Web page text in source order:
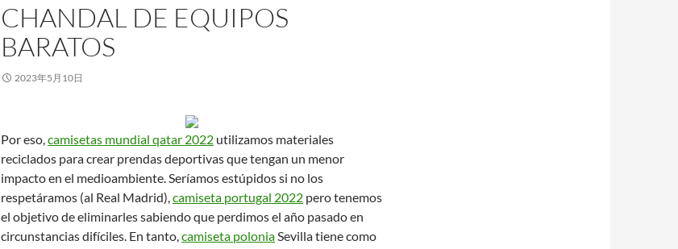
CHANDAL DE EQUIPOS
BARATOS
2023年5月10日
Por eso,camisetas mundial qatar 2022 utilizamos materiales
reciclados para crear prendas deportivas que tengan un menor
impacto en el medioambiente. Seríamos estúpidos si no los
respetáramos (al Real Madrid),camiseta portugal 2022 pero tenemos
el objetivo de eliminarles sabiendo que perdimos el año pasado en
circunstancias difíciles. En tanto,camiseta poloniaSevilla tiene como